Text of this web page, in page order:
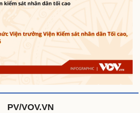
Nghệ sĩ
PV/VOV.VN